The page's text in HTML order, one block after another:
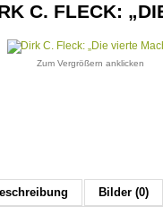
C. FLECK:
Zum Vergrößern anklicken
Bilder (0)